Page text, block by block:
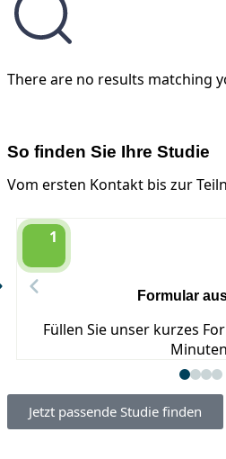
There are no results matching
So finden Sie Ihre Studie
Vom ersten Kontakt bis zur
Formular
Füllen Sie unser kurzes
Jetzt passende Studie finden